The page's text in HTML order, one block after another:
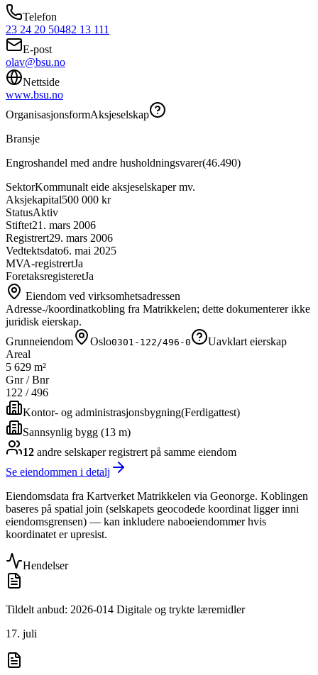
Telefon
23 24 20 50482 13 111
E-post
olav@bsu.no
Nettside
www.bsu.no
OrganisasjonsformAksjeselskap
Bransje
Engroshandel med andre husholdningsvarer(46.490)
SektorKommunalt eide aksjeselskaper mv.
Aksjekapital500 000 kr
StatusAktiv
Stiftet21. mars 2006
Registrert29. mars 2006
Vedtektsdato6. mai 2025
MVA-registrertJa
ForetaksregisteretJa
Eiendom ved virksomhetsadressen
Adresse-/koordinatkobling fra Matrikkelen; dette dokumenterer ikke
juridisk eierskap.
Grunneiendom
Oslo0301-122/496-0
Uavklart eierskap
Areal
5 629 m²
Gnr / Bnr
122 /496
Kontor- og administrasjonsbygning(Ferdigattest)
Sannsynlig bygg (13 m)
12 andre selskaperregistrert på samme eiendom
Se eiendommen i detalj
Eiendomsdata fra Kartverket Matrikkelen via Geonorge. Koblingen
baseres på spatial join (selskapets geocodede koordinat ligger inni
eiendomsgrensen) — kan inkludere naboeiendommer hvis
koordinatet er upresist.
Hendelser
Tildelt anbud: 2026-014 Digitale og trykte læremidler
17. juli